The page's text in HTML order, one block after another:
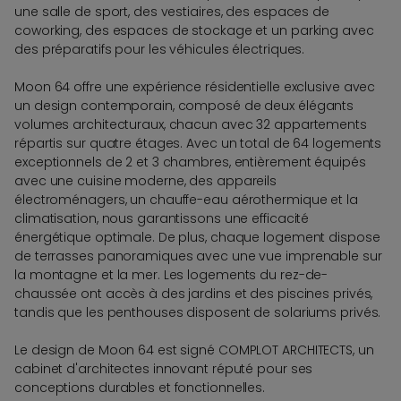
une salle de sport, des vestiaires, des espaces de
coworking, des espaces de stockage et un parking avec
des préparatifs pour les véhicules électriques.
Moon 64 offre une expérience résidentielle exclusive avec
un design contemporain, composé de deux élégants
volumes architecturaux, chacun avec 32 appartements
répartis sur quatre étages. Avec un total de 64 logements
exceptionnels de 2 et 3 chambres, entièrement équipés
avec une cuisine moderne, des appareils
électroménagers, un chauffe-eau aérothermique et la
climatisation, nous garantissons une efficacité
énergétique optimale. De plus, chaque logement dispose
de terrasses panoramiques avec une vue imprenable sur
la montagne et la mer. Les logements du rez-de-
chaussée ont accès à des jardins et des piscines privés,
tandis que les penthouses disposent de solariums privés.
Le design de Moon 64 est signé COMPLOT ARCHITECTS, un
cabinet d'architectes innovant réputé pour ses
conceptions durables et fonctionnelles.